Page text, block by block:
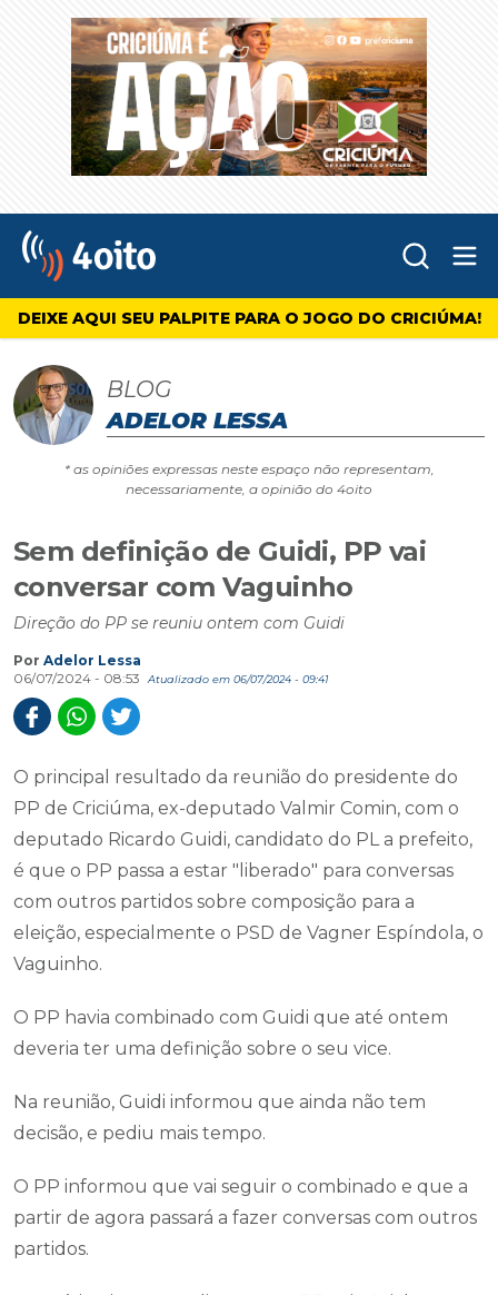
4oito
DEIXE AQUI SEU PALPITE PARA O JOGO DO CRICIÚMA!
BLOG
ADELOR LESSA
* as opiniões expressas neste espaço não representam,
necessariamente, a opinião do 4oito
Sem definição de Guidi, PP vai
conversar com Vaguinho
Direção do PP se reuniu ontem com Guidi
Por Adelor Lessa
06/07/2024 - 08:53
Atualizado em 06/07/2024 - 09:41
O principal resultado da reunião do presidente do
PP de Criciúma, ex-deputado Valmir Comin, com o
deputado Ricardo Guidi, candidato do PL a prefeito,
é que o PP passa a estar "liberado" para conversas
com outros partidos sobre composição para a
eleição, especialmente o PSD de Vagner Espíndola, o
Vaguinho.
O PP havia combinado com Guidi que até ontem
deveria ter uma definição sobre o seu vice.
Na reunião, Guidi informou que ainda não tem
decisão, e pediu mais tempo.
O PP informou que vai seguir o combinado e que a
partir de agora passará a fazer conversas com outros
partidos.